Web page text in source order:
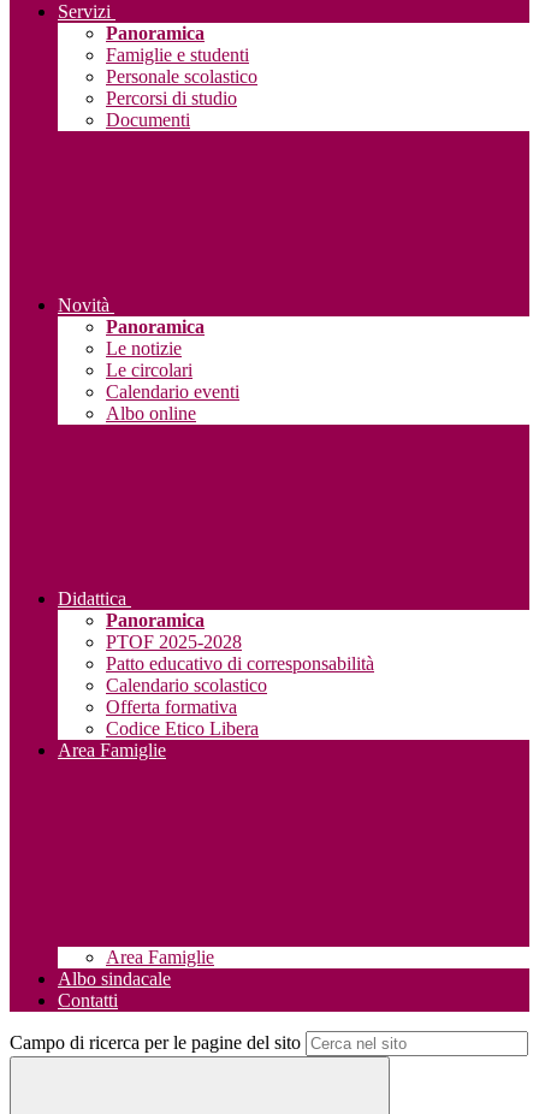
Servizi
Panoramica
Famiglie e studenti
Personale scolastico
Percorsi di studio
Documenti
Novità
Panoramica
Le notizie
Le circolari
Calendario eventi
Albo online
Didattica
Panoramica
PTOF 2025-2028
Patto educativo di corresponsabilità
Calendario scolastico
Offerta formativa
Codice Etico Libera
Area Famiglie
Area Famiglie
Albo sindacale
Contatti
Campo di ricerca per le pagine del sito